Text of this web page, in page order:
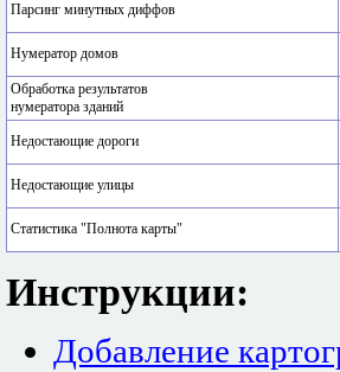
Парсинг минутных диффов
Нумератор домов
Обработка результатов
нумератора зданий
Недостающие дороги
Недостающие улицы
Статистика "Полнота карты"
Инструкции:
Добавление